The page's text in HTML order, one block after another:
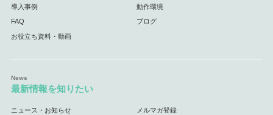
導入事例 動作環境
FAQ ブログ
お役立ち資料・動画
最新情報を知りたい
ニュース・お知らせ メルマガ登録